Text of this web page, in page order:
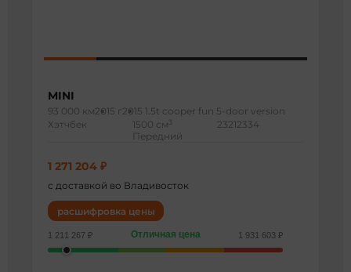
MINI
93 000 км2015 г 2015 1.5t cooper fun 5-door version
Хэтчбек
1500 см 3
Передний
23212334
1 271 204 ₽
с доставкой во Владивосток
расшифровка цены
1 211 267 ₽ Отличная цена 1 931 603 ₽